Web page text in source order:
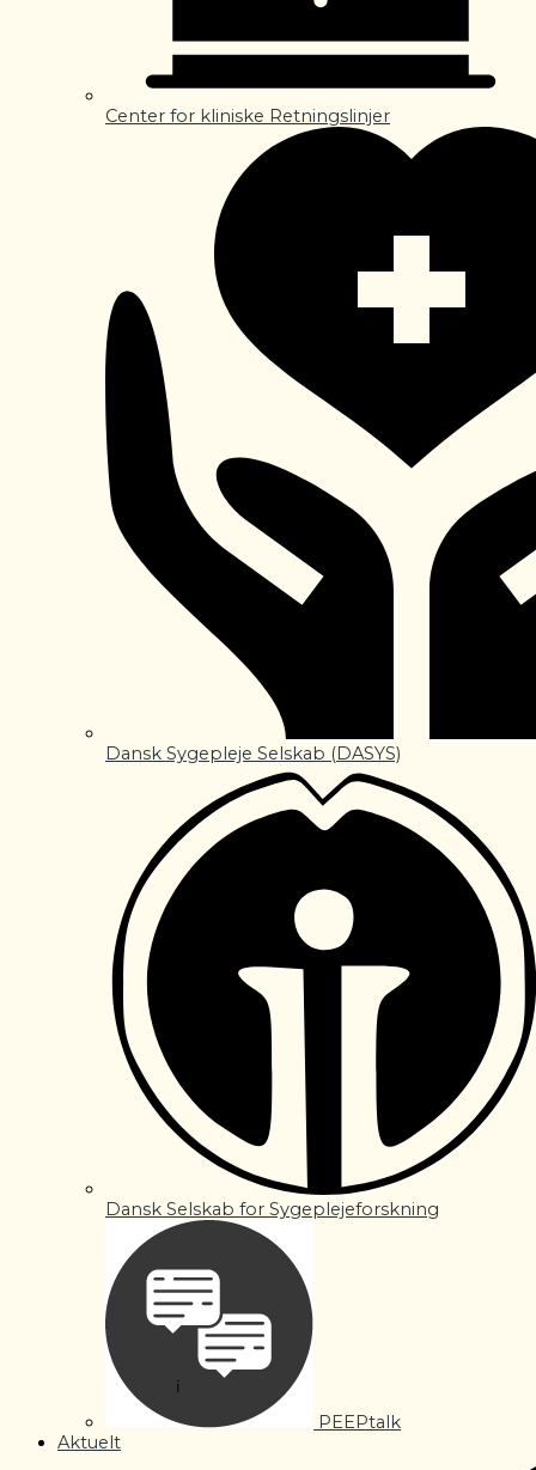
Center for kliniske Retningslinjer
Dansk Sygepleje Selskab (DASYS)
Dansk Selskab for Sygeplejeforskning
PEEPtalk
Aktuelt